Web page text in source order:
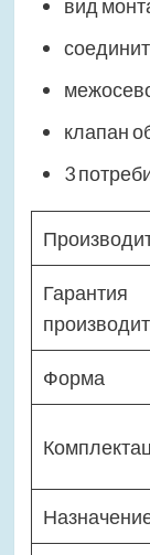
вид
клапан
3
Гарантия
Форма